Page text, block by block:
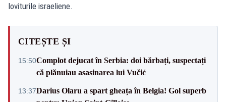
loviturile israeliene.
CITEȘTE ȘI
15:50Complot dejucat în Serbia: doi bărbați, suspectați
că plănuiau asasinarea lui Vučić
13:37Darius Olaru a spart gheața în Belgia! Gol superb